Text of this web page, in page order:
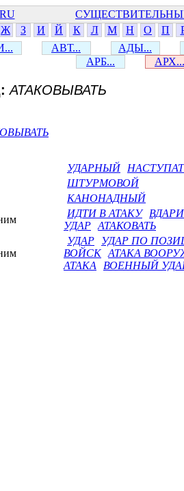
Ж З И Й К Л М Н О П
АВТ...
АДЫ...
АРБ...
АРХ...
АТАКОВЫВАТЬ
УДАРНЫЙ
ШТУРМОВОЙ
КАНОНАДНЫЙ
ИДТИ В АТАКУ
УДАР АТАКОВАТЬ
УДАР
УДАР ПО
ВОЙСК АТАКА
АТАКА
ВОЕННЫЙ